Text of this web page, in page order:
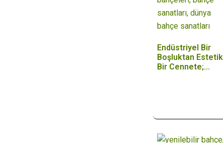
Endüstriyel Bir
Boşluktan Estetik
Bir Cennete;…